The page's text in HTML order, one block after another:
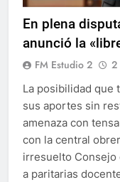
En plena
anunció la
FM Estudio 2 2
La posibilidad que
sus aportes sin
amenaza con
con la central
irresuelto Consejo
a paritarias